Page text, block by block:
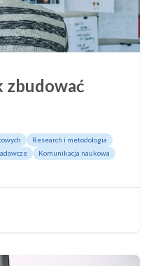
zbudować
Research i metodologia
Komunikacja naukowa